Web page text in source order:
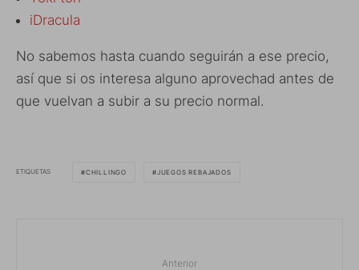
iDracula
No sabemos hasta cuando seguirán a ese precio,
así que si os interesa alguno aprovechad antes de
que vuelvan a subir a su precio normal.
ETIQUETAS CHILLINGO JUEGOS REBAJADOS
Anterior